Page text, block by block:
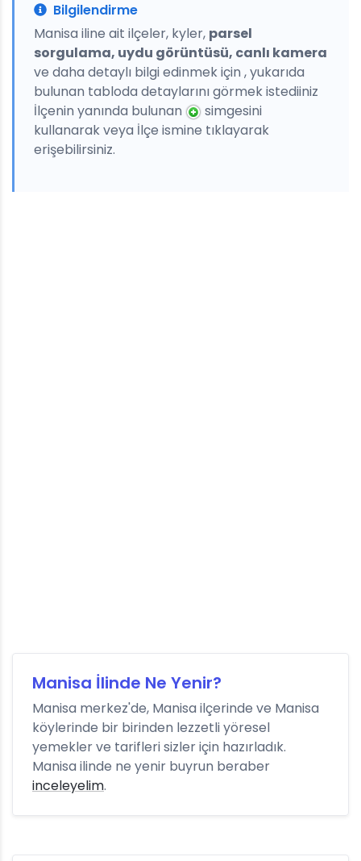
Bilgilendirme
Manisa iline ait ilçeler, kyler, parsel
sorgulama, uydu görüntüsü, canlı kamera
ve daha detaylı bilgi edinmek için , yukarıda
bulunan tabloda detaylarını görmek istediiniz
İlçenin yanında bulunan
simgesini
kullanarak veya İlçe ismine tıklayarak
erişebilirsiniz.
Manisa İlinde Ne Yenir?
Manisa merkez'de, Manisa ilçerinde ve Manisa
köylerinde bir birinden lezzetli yöresel
yemekler ve tarifleri sizler için hazırladık.
Manisa ilinde ne yenir buyrun beraber
inceleyelim.